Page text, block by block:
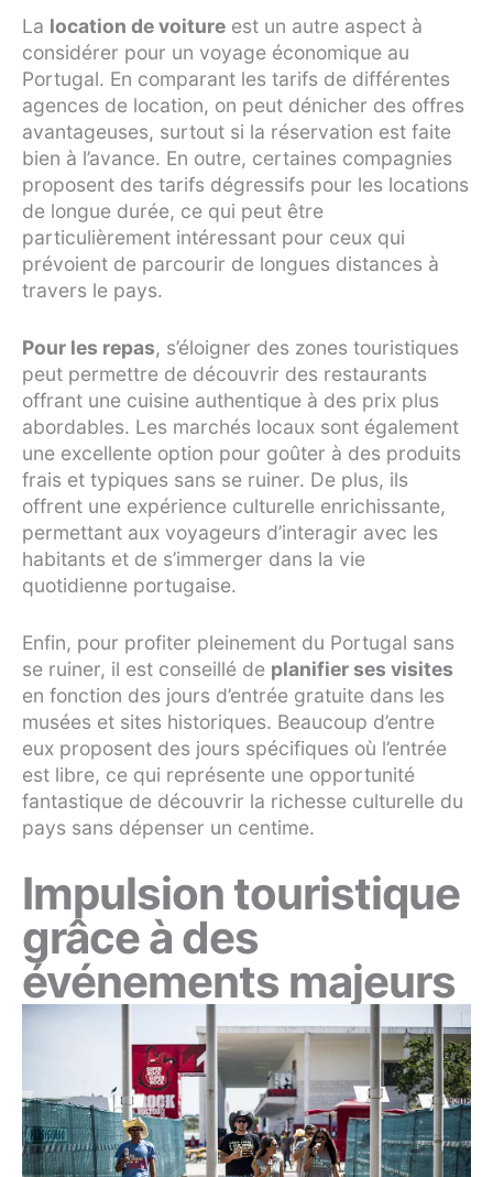
La location de voiture est un autre aspect à
considérer pour un voyage économique au
Portugal. En comparant les tarifs de différentes
agences de location, on peut dénicher des offres
avantageuses, surtout si la réservation est faite
bien à l’avance. En outre, certaines compagnies
proposent des tarifs dégressifs pour les locations
de longue durée, ce qui peut être
particulièrement intéressant pour ceux qui
prévoient de parcourir de longues distances à
travers le pays.
Pour les repas, s’éloigner des zones touristiques
peut permettre de découvrir des restaurants
offrant une cuisine authentique à des prix plus
abordables. Les marchés locaux sont également
une excellente option pour goûter à des produits
frais et typiques sans se ruiner. De plus, ils
offrent une expérience culturelle enrichissante,
permettant aux voyageurs d’interagir avec les
habitants et de s’immerger dans la vie
quotidienne portugaise.
Enfin, pour profiter pleinement du Portugal sans
se ruiner, il est conseillé de planifier ses visites
en fonction des jours d’entrée gratuite dans les
musées et sites historiques. Beaucoup d’entre
eux proposent des jours spécifiques où l’entrée
est libre, ce qui représente une opportunité
fantastique de découvrir la richesse culturelle du
pays sans dépenser un centime.
Impulsion touristique
grâce à des
événements majeurs